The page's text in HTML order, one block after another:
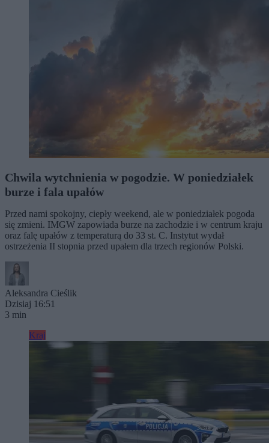
Chwila wytchnienia w pogodzie. W poniedziałek
burze i fala upałów
Przed nami spokojny, ciepły weekend, ale w poniedziałek pogoda
się zmieni. IMGW zapowiada burze na zachodzie i w centrum kraju
oraz falę upałów z temperaturą do 33 st. C. Instytut wydał
ostrzeżenia II stopnia przed upałem dla trzech regionów Polski.
Aleksandra Cieślik
Dzisiaj 16:51
3 min
Kraj